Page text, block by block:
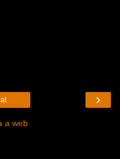
›
a web